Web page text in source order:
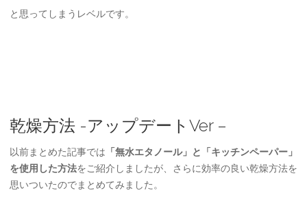
と思ってしまうレベルです。
乾燥方法 -アップデートVer –
以前まとめた記事では 「無水エタノール」と「キッチンペーパー」
を使用した方法をご紹介しましたが、さらに効率の良い乾燥方法を
思いついたのでまとめてみました。